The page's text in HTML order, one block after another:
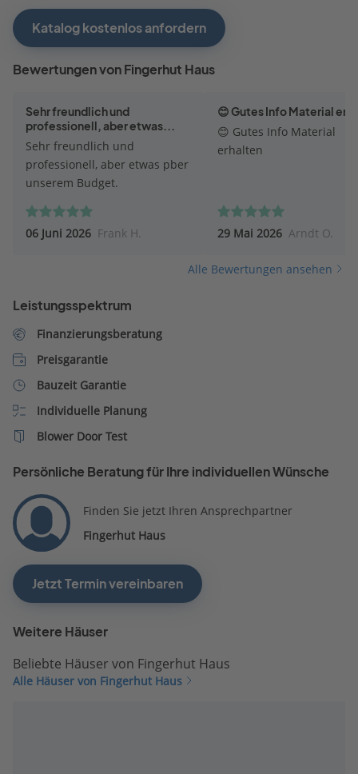
Katalog kostenlos anfordern
Bewertungen von Fingerhut Haus
Sehr freundlich und
professionell, aber etwas...
Sehr freundlich und
professionell, aber etwas pber
unserem Budget.
06 Juni 2026 Frank H.
😊 Gutes Info Material
😊 Gutes Info Material
erhalten
29 Mai 2026 Arndt O.
Alle Bewertungen ansehen
Leistungsspektrum
Finanzierungsberatung
Preisgarantie
Bauzeit Garantie
Individuelle Planung
Blower Door Test
Persönliche Beratung für Ihre individuellen Wünsche
Finden Sie jetzt Ihren Ansprechpartner
Fingerhut Haus
Jetzt Termin vereinbaren
Weitere Häuser
Beliebte Häuser von Fingerhut Haus
Alle Häuser von Fingerhut Haus